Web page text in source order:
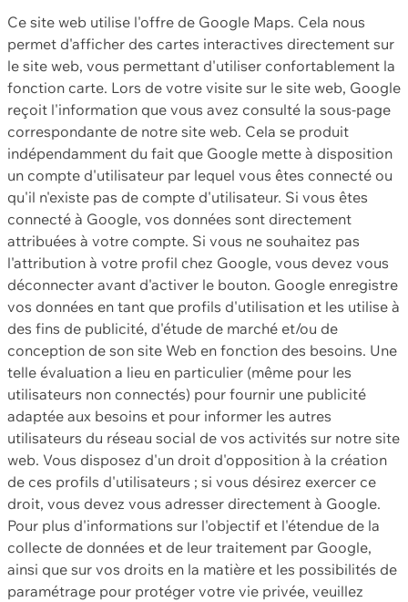
Ce site web utilise l'offre de Google Maps. Cela nous
permet d'afficher des cartes interactives directement sur
le site web, vous permettant d'utiliser confortablement la
fonction carte. Lors de votre visite sur le site web, Google
reçoit l'information que vous avez consulté la sous-page
correspondante de notre site web. Cela se produit
indépendamment du fait que Google mette à disposition
un compte d'utilisateur par lequel vous êtes connecté ou
qu'il n'existe pas de compte d'utilisateur. Si vous êtes
connecté à Google, vos données sont directement
attribuées à votre compte. Si vous ne souhaitez pas
l'attribution à votre profil chez Google, vous devez vous
déconnecter avant d'activer le bouton. Google enregistre
vos données en tant que profils d'utilisation et les utilise à
des fins de publicité, d'étude de marché et/ou de
conception de son site Web en fonction des besoins. Une
telle évaluation a lieu en particulier (même pour les
utilisateurs non connectés) pour fournir une publicité
adaptée aux besoins et pour informer les autres
utilisateurs du réseau social de vos activités sur notre site
web. Vous disposez d'un droit d'opposition à la création
de ces profils d'utilisateurs ; si vous désirez exercer ce
droit, vous devez vous adresser directement à Google.
Pour plus d'informations sur l'objectif et l'étendue de la
collecte de données et de leur traitement par Google,
ainsi que sur vos droits en la matière et les possibilités de
paramétrage pour protéger votre vie privée, veuillez